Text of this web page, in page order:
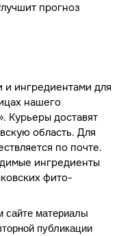
прогноз
и ингредиентами для
нашего
Курьеры доставят
область. Для
по почте.
ингредиенты
фито-
сайте материалы
публикации